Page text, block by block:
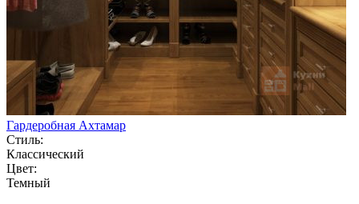
Гардеробная Ахтамар
Стиль:
Классический
Цвет:
Темный